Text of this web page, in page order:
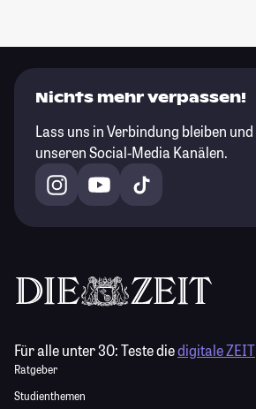
Nichts mehr verpassen!
Lass uns in Verbindung bleiben
unseren Social-Media Kanälen.
Für alle unter 30:Teste diedigitale ZEIT
Ratgeber
Studienthemen